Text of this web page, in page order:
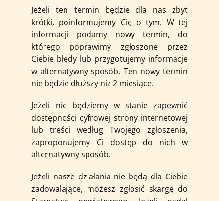
Jeżeli ten termin będzie dla nas zbyt
krótki, poinformujemy Cię o tym. W tej
informacji podamy nowy termin, do
którego poprawimy zgłoszone przez
Ciebie błędy lub przygotujemy informacje
w alternatywny sposób. Ten nowy termin
nie będzie dłuższy niż 2 miesiące.
Jeżeli nie będziemy w stanie zapewnić
dostępności cyfrowej strony internetowej
lub treści według Twojego zgłoszenia,
zaproponujemy Ci dostęp do nich w
alternatywny sposób.
Jeżeli nasze działania nie będą dla Ciebie
zadowalające, możesz zgłosić skargę do